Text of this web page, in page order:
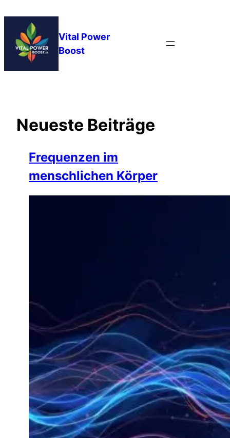
springen
Vital Power
Boost
Neueste Beiträge
Frequenzen im
menschlichen Körper